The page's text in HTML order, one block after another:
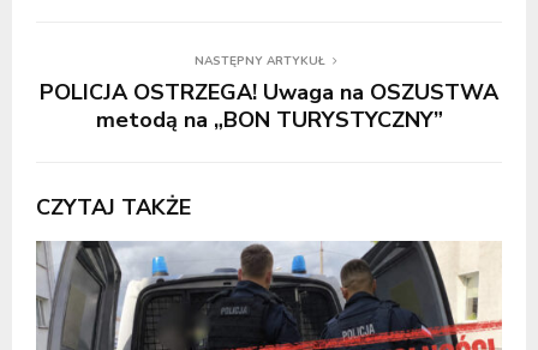
NASTĘPNY ARTYKUŁ
POLICJA OSTRZEGA! Uwaga na OSZUSTWA
metodą na „BON TURYSTYCZNY”
CZYTAJ TAKŻE